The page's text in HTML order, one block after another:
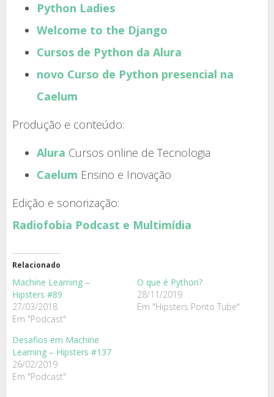
Python Ladies
Welcome to the Django
Cursos de Python da Alura
novo Curso de Python presencial na
Caelum
Produção e conteúdo:
Alura Cursos online de Tecnologia
Caelum Ensino e Inovação
Edição e sonorização:
Radiofobia Podcast e Multimídia
Relacionado
Machine Learning –
Hipsters #89
27/03/2018
Em "Podcast"
O que é Python?
28/11/2019
Em "Hipsters Ponto Tube"
Desafios em Machine
Learning – Hipsters #137
26/02/2019
Em "Podcast"